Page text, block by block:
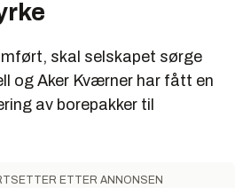
skal selskapet sørge
og Aker Kværner har fått en
av borepakker til
ETTER ANNONSEN